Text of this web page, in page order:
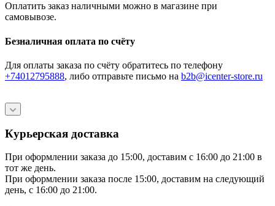
Оплатить заказ наличными можно в магазине при
самовывозе.
Безналичная оплата по счёту
Для оплаты заказа по счёту обратитесь по телефону
+74012795888, либо отправьте письмо на b2b@icenter-store.ru
Курьерская доставка
При оформлении заказа до 15:00, доставим с 16:00 до 21:00 в
тот же день.
При оформлении заказа после 15:00, доставим на следующий
день, с 16:00 до 21:00.